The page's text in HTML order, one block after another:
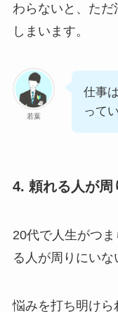
わらないと、た
しまいます。
若葉
仕事
って
4. 頼れる人が周
20代で人生がつ
る人が周りにいな
悩みを打ち明け